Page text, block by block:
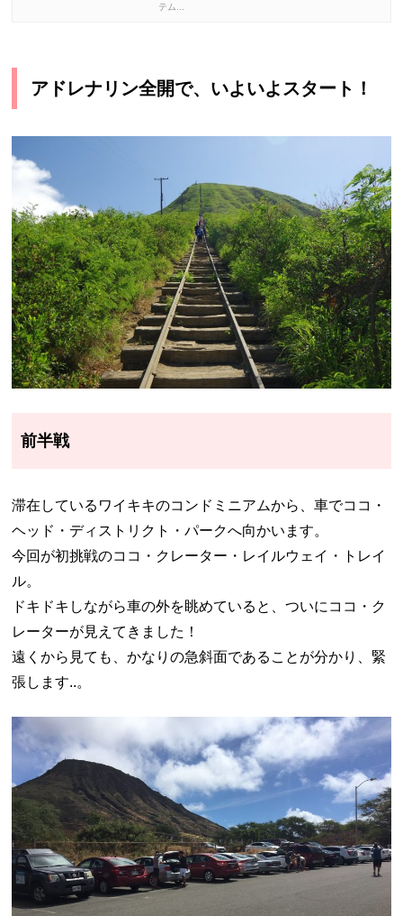
テム...
アドレナリン全開で、いよいよスタート！
前半戦
滞在しているワイキキのコンドミニアムから、車でココ・
ヘッド・ディストリクト・パークへ向かいます。
今回が初挑戦のココ・クレーター・レイルウェイ・トレイ
ル。
ドキドキしながら車の外を眺めていると、ついにココ・ク
レーターが見えてきました！
遠くから見ても、かなりの急斜面であることが分かり、緊
張します..。